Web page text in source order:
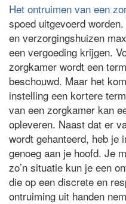
Het ontruimen van een
spoed uitgevoerd
en verzorgingshuizen
een vergoeding krijgen.
zorgkamer wordt een
beschouwd. Maar het
instelling een kortere
van een zorgkamer kan
opleveren. Naast dat er
wordt gehanteerd, heb je
genoeg aan je hoofd. Je
zo’n situatie kun je een
die op een discrete en
ontruiming uit handen